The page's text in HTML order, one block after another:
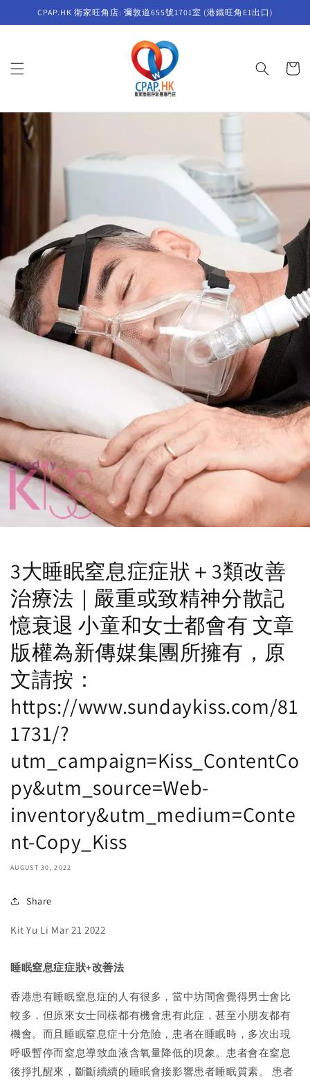
Skip to
CPAP.HK 衛家旺角店: 彌敦道655號1701室 (港鐵旺角E1出口)
Cart
3大睡眠窒息症症狀＋3類改善
治療法｜嚴重或致精神分散記
憶衰退 小童和女士都會有 文章
版權為新傳媒集團所擁有，原
文請按：
https://www.sundaykiss.com/81
1731/?
utm_campaign=Kiss_ContentCo
py&utm_source=Web-
inventory&utm_medium=Conte
nt-Copy_Kiss
AUGUST 30, 2022
Share
Kit Yu Li Mar 21 2022
睡眠窒息症症狀+改善法
香港患有睡眠窒息症的人有很多，當中坊間會覺得男士會比
較多，但原來女士同樣都有機會患有此症，甚至小朋友都有
機會。而且睡眠窒息症十分危險，患者在睡眠時，多次出現
呼吸暫停而窒息導致血液含氧量降低的現象。患者會在窒息
後掙扎醒來，斷斷續續的睡眠會接影響患者睡眠質素。 患者